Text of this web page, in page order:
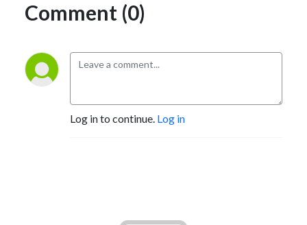
Comment (0)
Log in to continue. Log in